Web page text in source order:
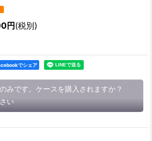
円(税別)
でシェア
みです。ケースを購入されますか？
い